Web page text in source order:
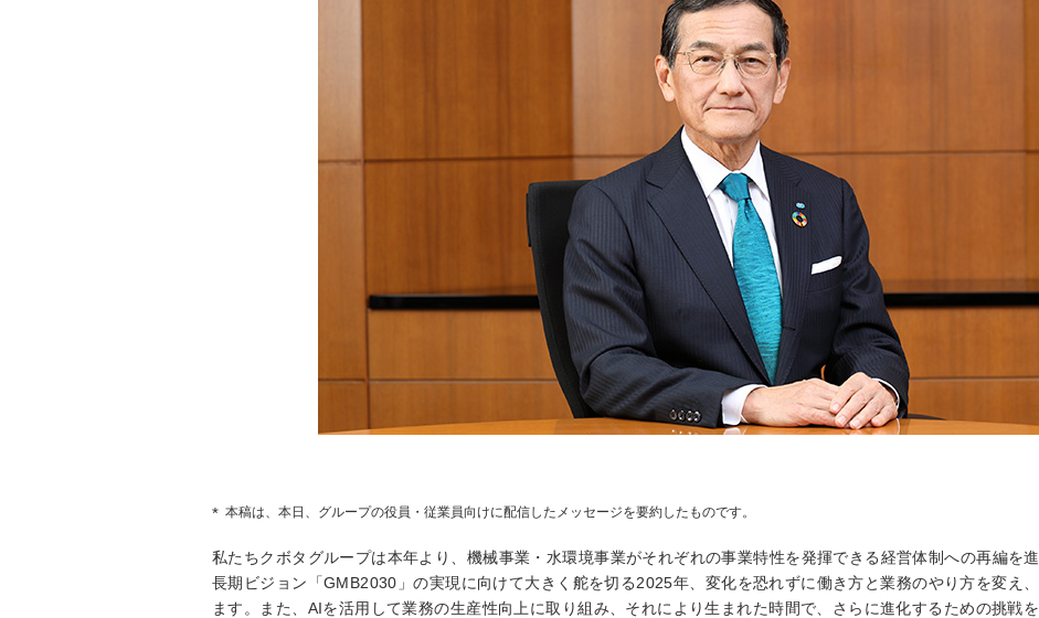
本稿は、本日、グループの役員・従業員向けに配信したメッセージを要約したものです。
私たちクボタグループは本年より、機械事業・水環境事業がそれぞれの事業特性を発揮できる経営体制への再編を進
長期ビジョン「GMB2030」の実現に向けて大きく舵を切る2025年、変化を恐れずに働き方と業務のやり方を変え
ます。また、AIを活用して業務の生産性向上に取り組み、それにより生まれた時間で、さらに進化するための挑戦